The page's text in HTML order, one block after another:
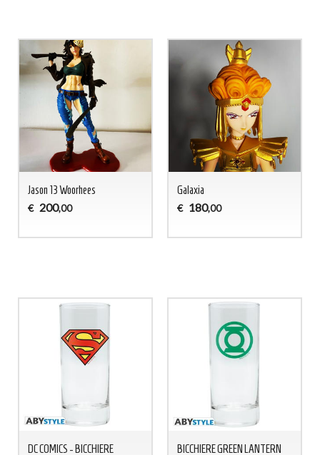
Jason 13 Woorhees
€ 200,00
Galaxia
€ 180,00
DC COMICS - BICCHIERE
BICCHIERE GREEN LANTERN